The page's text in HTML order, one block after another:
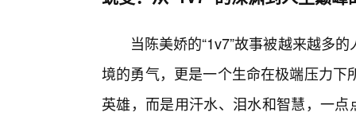
当陈美娇的“1v7”故事被越来越多
境的勇气，更是一个生命在极端压力
英雄，而是用汗水、泪水和智慧，一